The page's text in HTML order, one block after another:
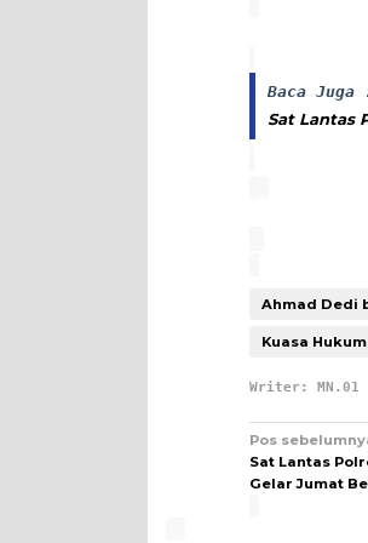
Baca Juga
Sat Lantas
Ahmad Dedi
Kuasa
Writer: MN.01
pos
Pos
Sat Lantas
Gelar Jumat